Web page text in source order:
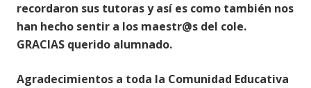
recordaron sus tutoras y así es como también nos
han hecho sentir a los maestr@s del cole.
GRACIAS querido alumnado.
Agradecimientos a toda la Comunidad Educativa